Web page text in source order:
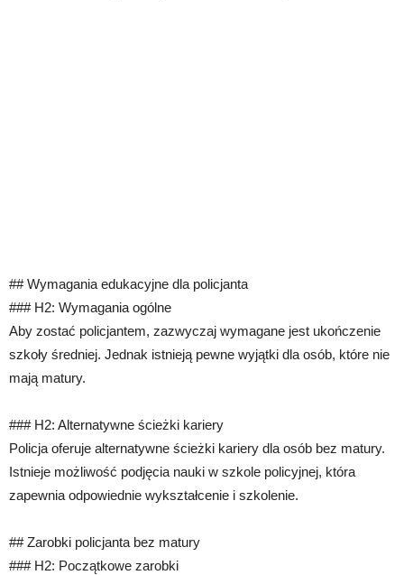
## Wymagania edukacyjne dla policjanta
### H2: Wymagania ogólne
Aby zostać policjantem, zazwyczaj wymagane jest ukończenie
szkoły średniej. Jednak istnieją pewne wyjątki dla osób, które nie
mają matury.
### H2: Alternatywne ścieżki kariery
Policja oferuje alternatywne ścieżki kariery dla osób bez matury.
Istnieje możliwość podjęcia nauki w szkole policyjnej, która
zapewnia odpowiednie wykształcenie i szkolenie.
## Zarobki policjanta bez matury
### H2: Początkowe zarobki